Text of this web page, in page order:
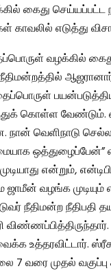
கைது செய்யப்பட்ட
காவலில் எடுத்து
வழக்கில்
கொள்ள வேண்டும்.
நான் வெளிநாடு
ஒத்துழைப்பேன்”
என்றும்,
ஜாமீன் வழங்க முடியும்
நீதிமன்ற
உத்தரவிட்டார்.
7 வரை முதல் வகுப்பு